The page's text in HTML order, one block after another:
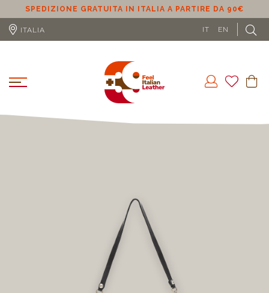
SPEDIZIONE GRATUITA IN ITALIA A PARTIRE DA 90€
ITALIA IT EN